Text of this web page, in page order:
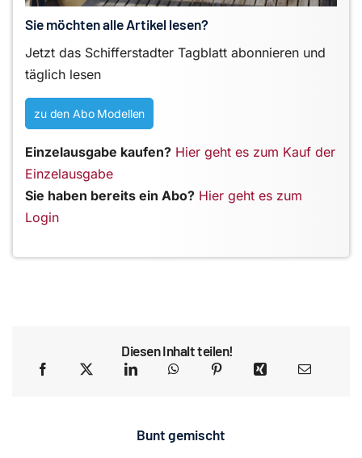
Sie möchten alle Artikel lesen?
Jetzt das Schifferstadter Tagblatt abonnieren und
täglich lesen
zu den Abo Modellen
Einzelausgabe kaufen? Hier geht es zum Kauf der
Einzelausgabe
Sie haben bereits ein Abo? Hier geht es zum
Login
Diesen Inhalt teilen!
Bunt gemischt